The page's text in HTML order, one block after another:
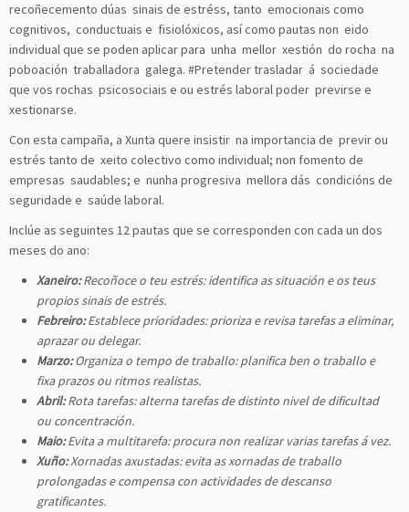
recoñecemento dúas sinais de estréss, tanto emocionais como
cognitivos, conductuais e fisiolóxicos, así como pautas non eido
individual que se poden aplicar para unha mellor xestión do rocha na
poboación traballadora galega. #Pretender trasladar á sociedade
que vos rochas psicosociais e ou estrés laboral poder previrse e
xestionarse.
Con esta campaña, a Xunta quere insistir na importancia de previr ou
estrés tanto de xeito colectivo como individual; non fomento de
empresas saudables; e nunha progresiva mellora dás condicións de
seguridade e saúde laboral.
Inclúe as seguintes 12 pautas que se corresponden con cada un dos
meses do ano:
Xaneiro:Recoñoce o teu estrés: identifica as situación e os teus
propios sinais de estrés.
Febreiro:Establece prioridades: prioriza e revisa tarefas a eliminar,
aprazar ou delegar.
Marzo:Organiza o tempo de traballo: planifica ben o traballo e
fixa prazos ou ritmos realistas.
Abril:Rota tarefas: alterna tarefas de distinto nivel de dificultad
ou concentración.
Maio:Evita a multitarefa: procura non realizar varias tarefas á vez.
Xuño:Xornadas axustadas: evita as xornadas de traballo
prolongadas e compensa con actividades de descanso
gratificantes.